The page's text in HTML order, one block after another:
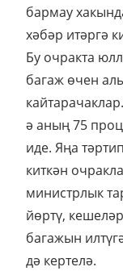
бармау
хәбәр итәргә
Бу очракта
багаж өчен
ә аның 75
иде. Яңа
киткән
министрлык
йөртү,
багажын
дә кертелә.